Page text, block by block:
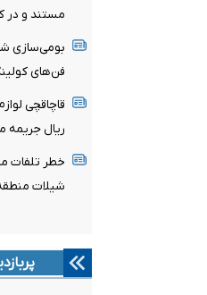
مستند و در
فن‌های کولینگ‌تاور
ریال
خطر تلفات
شیلات